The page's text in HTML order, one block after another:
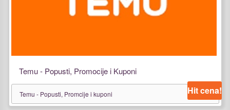
Temu - Popusti, Promocije i Kuponi
Temu - Popusti, Promcije i kuponi Hit cena!